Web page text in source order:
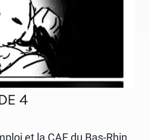
4
et la CAF du Bas-Rhin